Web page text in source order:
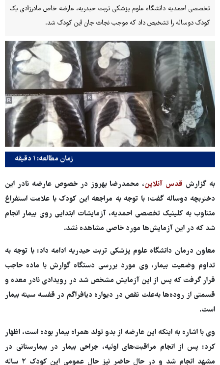
تخصصی احمدیه دانشگاه علوم پزشکی تربت حیدریه، عارضه خاص مادرزادی یک
کودک دوساله را تشخیص داد که موجب نجات جان این کودک شد.
زمان مطالعه: ۱ دقیقه
به گزارش قدس آنلاین، محمدرضا بهروز در خصوص عارضه نادر این
دختربچه دوساله گفت: با توجه به مراجعه این کودک با علامت استفراغ
متناوب به کلینیک تخصصی احمدیه، آزمایشات ابتدایی روی بیمار انجام
شد که در این آزمایش‌ها مورد خاصی مشاهده نشد.
معاون درمان دانشگاه علوم پزشکی تربت حیدریه ادامه داد: با توجه به
تداوم وضعیت بیمار، وی مورد بررسی دستگاه گوارش با ماده حاجب
قرار گرفت که پس از این آزمایش مشخص شد در رویدادی نادر معده و
قسمتی از روده‌ها به‌علت نقص در دیواره دیافراگم در قفسه سینه بیمار
است.
وی با اشاره به اینکه این عارضه از بدو تولد همراه بیمار بوده است، اظهار
کرد: پس از انجام مراقبت‌های اولیه، جراحی بیمار در بیمارستانی در
مشهد انجام شد و در حال حاضر نیز حال عمومی این کودک ۲ ساله